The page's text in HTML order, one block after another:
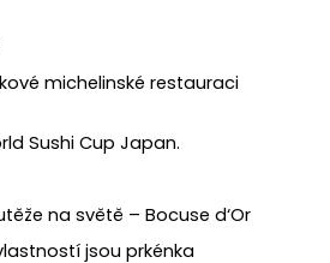
michelinské restauraci
Sushi Cup Japan.
na světě – Bocuse d‘Or
jsou prkénka